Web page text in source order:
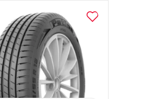
+38 (067) 911-14-14
- на Щепкіна
+38 (098) 911-911-0
- на Тополі
+38 (098) 911-911-4
- на Калиновій